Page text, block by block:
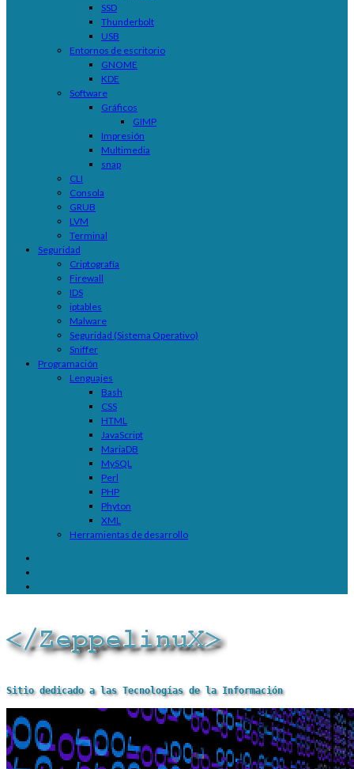
SSD
Thunderbolt
USB
Entornos de escritorio
GNOME
KDE
Software
Gráficos
GIMP
Impresión
Multimedia
snap
CLI
Consola
GRUB
LVM
Terminal
Seguridad
Criptografía
Firewall
IDS
iptables
Malware
Seguridad (Sistema Operativo)
Sniffer
Programación
Lenguajes
Bash
CSS
HTML
JavaScript
MariaDB
MySQL
Perl
PHP
Phyton
XML
Herramientas de desarrollo
Sitio dedicado a las Tecnologías de la Información